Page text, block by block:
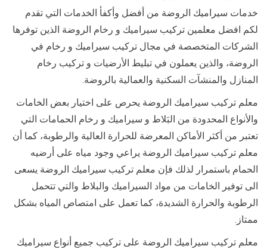
خدمات سيراميك الروضة من أفضل وأكفأ الخدمات التي تقدم
لكم افضل معلمين تركيب سيراميك و رخام الروضة الذين توفرها
الشركات المتخصصة في مجال تركيب سيراميك و رخام في
الروضة، والذين يعملون في تبليط الأرضيات و تركيب رخام
المنازل والمنشآت السكنية والعمالية بالروضة.
معلم تركيب سيراميك الروضة يحرص على اختيار بعض الخامات
والأنواع المحدودة من البَلاط و سيراميك و رخام الحمامات التي
تعتبر من أكثر الأماكن المعرضة للحرارة العالية والرطوبة، كما أن
معلم تركيب سيراميك الروضة يراعي وجود مياه على أرضيه
الحمام باستمرار لذلك فإن معلم تركيب سيراميك الروضة يسعى
الى توفير الخامات من مواد السيراميك والبلاط والتي تتحمل
الرطوبة والحرارة الشديدة، كما تعمل على امتصاص المياه بشكل
ممتاز.
معلم تركيب سيراميك الروضة على تركيب جميع أنواع سيراميك